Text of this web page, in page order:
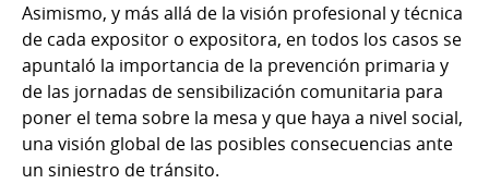
Asimismo, y más allá de la visión profesional y técnica
de cada expositor o expositora, en todos los casos se
apuntaló la importancia de la prevención primaria y
de las jornadas de sensibilización comunitaria para
poner el tema sobre la mesa y que haya a nivel social,
una visión global de las posibles consecuencias ante
un siniestro de tránsito.